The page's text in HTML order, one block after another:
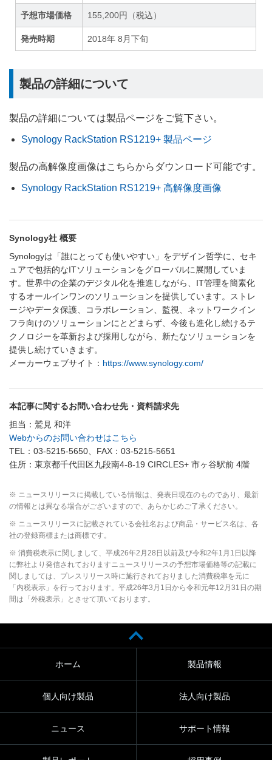
予想市場価格 155,200円（税込）
発売時期 2018年 8月下旬
製品の詳細について
製品の詳細については製品ページをご覧下さい。
Synology RackStation RS1219+ 製品ページ
製品の高解像度画像はこちらからダウンロード可能です。
Synology RackStation RS1219+ 高解像度画像
Synology社 概要
Synologyは「誰にとっても使いやすい」をデザイン哲学に、セキ
ュアで包括的なITソリューションをグローバルに展開していま
す。世界中の企業のデジタル化を推進しながら、IT管理を簡素化
するオールインワンのソリューションを提供しています。ストレ
ージやデータ保護、コラボレーション、監視、ネットワークイン
フラ向けのソリューションにとどまらず、今後も進化し続けるテ
クノロジーを革新および採用しながら、新たなソリューションを
提供し続けていきます。
メーカーウェブサイト： https://www.synology.com/
本記事に関するお問い合わせ先・資料請求先
担当：鷲見 和洋
Webからのお問い合わせはこちら
TEL：03-5215-5650、FAX：03-5215-5651
住所：東京都千代田区九段南4-8-19 CIRCLES+ 市ヶ谷駅前 4階
※ ニュースリリースに掲載している情報は、発表日現在のものであり、最新
の情報とは異なる場合がございますので、あらかじめご了承ください。
※ ニュースリリースに記載されている会社名および商品・サービス名は、各
社の登録商標または商標です。
※ 消費税表示に関しまして、平成26年2月28日以前及び令和2年1月1日以降
に弊社より発信されておりますニュースリリースの予想市場価格等の記載に
関しましては、プレスリリース時に施行されておりました消費税率を元に
「内税表示」を行っております。平成26年3月1日から令和元年12月31日の期
間は「外税表示」とさせて頂いております。
ホーム 製品情報
個人向け製品 法人向け製品
ニュース サポート情報